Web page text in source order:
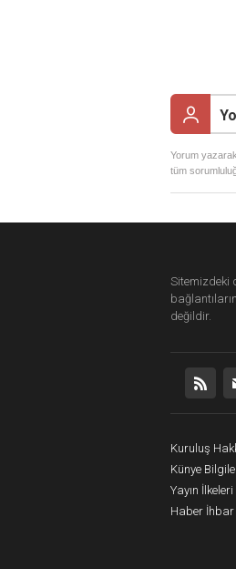
Yorum yazarak
tüm
Sitemizdeki
değildir.
Kuruluş
Künye
Yayın İlkeleri
Haber İhbar